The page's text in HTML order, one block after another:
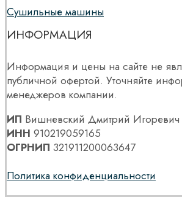
Сушильные машины
ИНФОРМАЦИЯ
Информация и цены на сайте не
публичной офертой. Уточняйте
менеджеров компании.
ИП Вишневский Дмитрий Игоревич
ИНН 910219059165
ОГРНИП 321911200063647
Политика конфиденциальности